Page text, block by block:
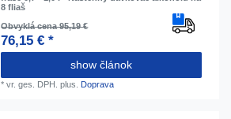
8 fliaš
Obvyklá cena 95,19 €
76,15 € *
show článok
*vr. ges. DPH. plus. Doprava